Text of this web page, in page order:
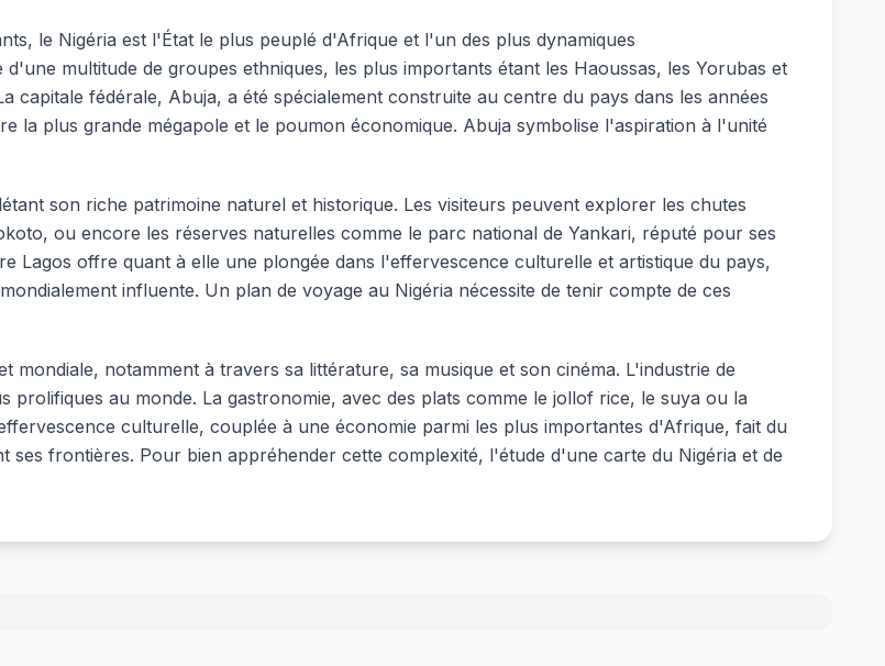
le Nigéria est l'État le plus peuplé d'Afrique et l'un des plus dynamiques
multitude de groupes ethniques, les plus importants étant les Haoussas, les Yorubas et
capitale fédérale, Abuja, a été spécialement construite au centre du pays dans les années
la plus grande mégapole et le poumon économique. Abuja symbolise l'aspiration à l'unité
son riche patrimoine naturel et historique. Les visiteurs peuvent explorer les chutes
ou encore les réserves naturelles comme le parc national de Yankari, réputé pour ses
Lagos offre quant à elle une plongée dans l'effervescence culturelle et artistique du pays,
influente. Un plan de voyage au Nigéria nécessite de tenir compte de ces
notamment à travers sa littérature, sa musique et son cinéma. L'industrie de
au monde. La gastronomie, avec des plats comme le jollof rice, le suya ou la
culturelle, couplée à une économie parmi les plus importantes d'Afrique, fait du
ses frontières. Pour bien appréhender cette complexité, l'étude d'une carte du Nigéria et de